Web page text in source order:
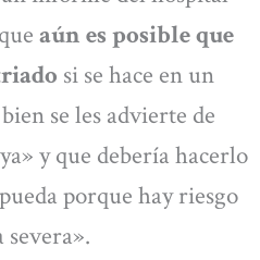
aún es posible que
si se hace en un
se les advierte de
y que debería hacerlo
porque hay riesgo